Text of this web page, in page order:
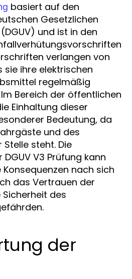
basiert auf den
Gesetzlichen
und ist in den
verlangen von
sie ihre elektrischen
regelmäßig
Bereich der öffentlichen
Einhaltung dieser
Bedeutung, da
und des
steht. Die
V3 Prüfung kann
nach sich
das Vertrauen der
des
der